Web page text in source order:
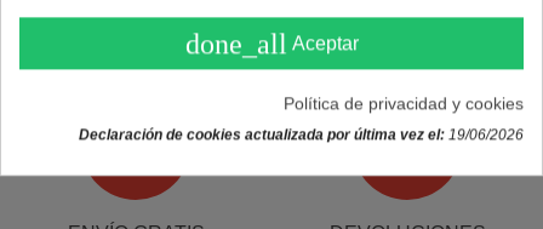
done_all Aceptar
Política de privacidad y cookies
Declaración de cookies actualizada por última vez el: 19/06/2026